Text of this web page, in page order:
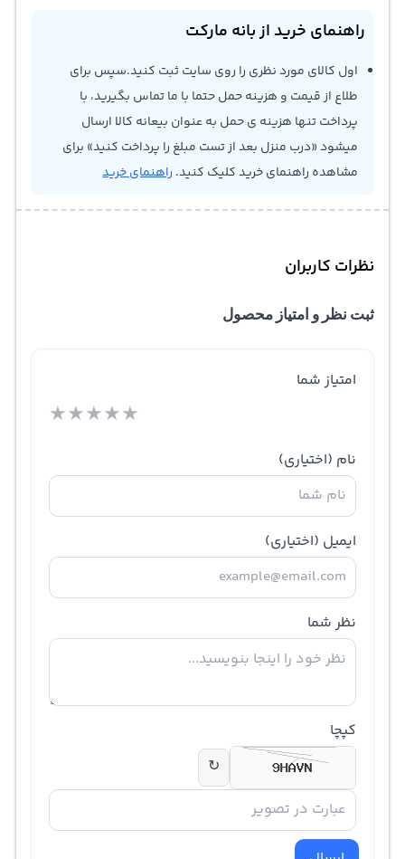
راهنمای خرید از بانه مارکت
اول کالای مورد نظری را روی سایت ثبت کنید.سپس برای
طلاع از قیمت و هزینه حمل حتما با ما تماس بگیرید، با
پرداخت تنها هزینه ی حمل به عنوان بیعانه کالا ارسال
میشود «درب منزل بعد از تست مبلغ را پرداخت کنید» برای
مشاهده راهنمای خرید کلیک کنید. راهنمای خرید
نظرات کاربران
ثبت نظر و امتیاز محصول
امتیاز شما
★★★★★
نام (اختیاری)
ایمیل (اختیاری)
نظر شما
کپچا
↻